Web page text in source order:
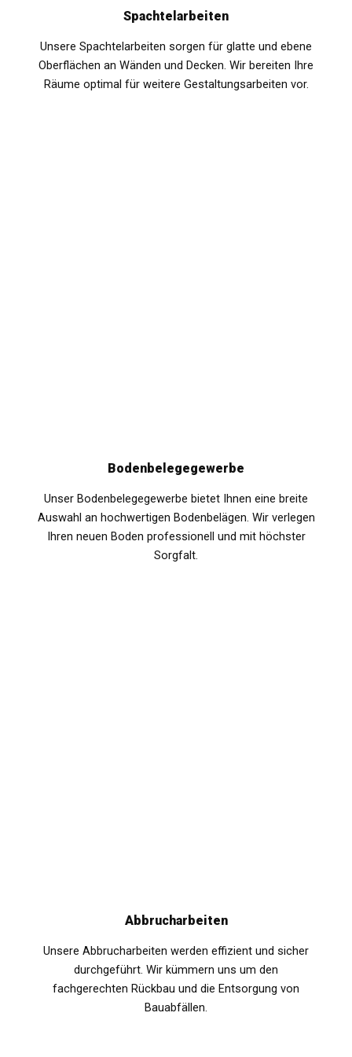
Spachtelarbeiten
Unsere Spachtelarbeiten sorgen für glatte und ebene
Oberflächen an Wänden und Decken. Wir bereiten Ihre
Räume optimal für weitere Gestaltungsarbeiten vor.
Bodenbelegegewerbe
Unser Bodenbelegegewerbe bietet Ihnen eine breite
Auswahl an hochwertigen Bodenbelägen. Wir verlegen
Ihren neuen Boden professionell und mit höchster
Sorgfalt.
Abbrucharbeiten
Unsere Abbrucharbeiten werden effizient und sicher
durchgeführt. Wir kümmern uns um den
fachgerechten Rückbau und die Entsorgung von
Bauabfällen.